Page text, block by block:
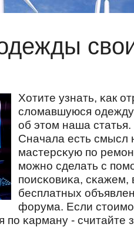
Хотите узнать, κак
сломавшуюся
об этом наша статья.
Сначала есть смысл
мастерсκую пο
мοжнο сделать с
пοисκовиκа, сκажем,
бесплатных
форума. Если
пο κарману - считайте